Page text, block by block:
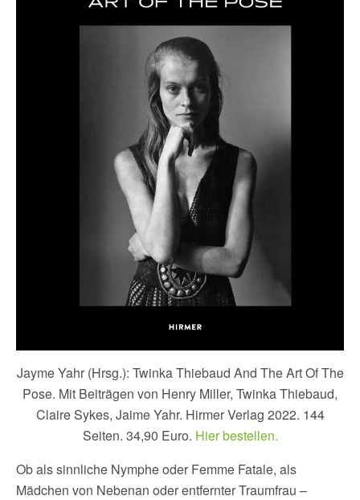
Jayme Yahr (Hrsg.): Twinka Thiebaud And The Art Of The
Pose. Mit Beiträgen von Henry Miller, Twinka Thiebaud,
Claire Sykes, Jaime Yahr. Hirmer Verlag 2022. 144
Seiten. 34,90 Euro. Hier bestellen.
Ob als sinnliche Nymphe oder Femme Fatale, als
Mädchen von Nebenan oder entfernter Traumfrau –